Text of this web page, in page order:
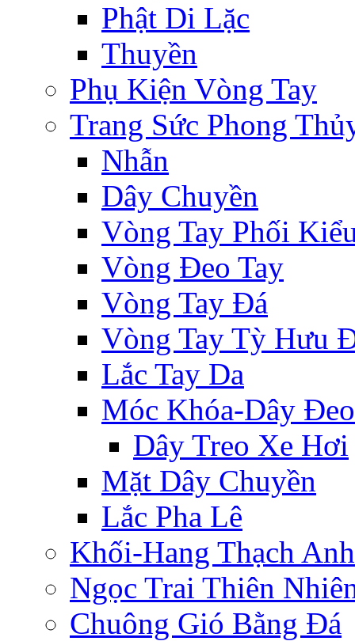
Phật Di Lặc
Thuyền
Phụ Kiện Vòng Tay
Trang Sức Phong
Nhẫn
Dây Chuyền
Vòng Tay Phối
Vòng Đeo Tay
Vòng Tay Đá
Vòng Tay Tỳ Hưu
Lắc Tay Da
Móc Khóa-Dây Đeo
Dây Treo Xe Hơi
Mặt Dây Chuyền
Lắc Pha Lê
Khối-Hang Thạch Anh
Ngọc Trai Thiên
Chuông Gió Bằng Đá